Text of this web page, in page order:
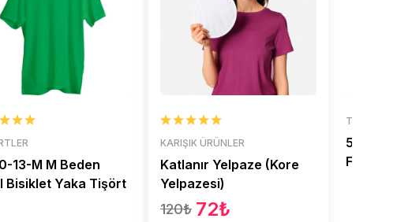
13-M M Beden
Bisiklet Yaka Tişört
KARIŞIK ÜRÜNLER
Katlanır Yelpaze (Kore
Yelpazesi)
120₺ 72₺
5200-
Füme